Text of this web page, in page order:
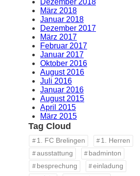
März 2018
Januar 2018
Dezember 2017
März 2017
Februar 2017
Januar 2017
Oktober 2016
August 2016
Juli 2016
Januar 2016
August 2015
April 2015
März 2015
Tag Cloud
1. FC Brelingen
1. Herren
ausstattung
badminton
besprechung
einladung